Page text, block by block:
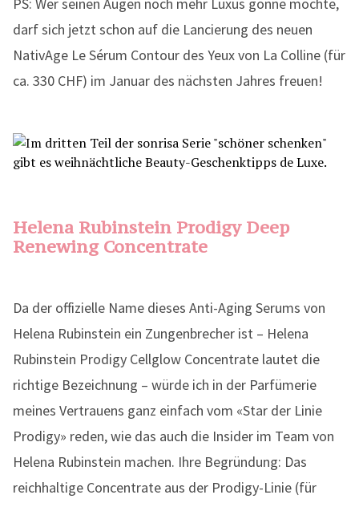
darf sich jetzt schon auf die Lancierung des neuen
NativAge Le Sérum Contour des Yeux von La Colline (für
ca. 330 CHF) im Januar des nächsten Jahres freuen!
Helena Rubinstein Prodigy Deep
Renewing Concentrate
Da der offizielle Name dieses Anti-Aging Serums von
Helena Rubinstein ein Zungenbrecher ist – Helena
Rubinstein Prodigy Cellglow Concentrate lautet die
richtige Bezeichnung – würde ich in der Parfümerie
meines Vertrauens ganz einfach vom «Star der Linie
Prodigy» reden, wie das auch die Insider im Team von
Helena Rubinstein machen. Ihre Begründung: Das
reichhaltige Concentrate aus der Prodigy-Linie (für